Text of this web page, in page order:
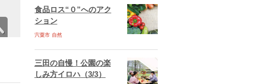
食品ロス“０”へのアク
ション
宍粟市 自然
三田の自慢！公園の楽
しみ方イロハ（3/3）